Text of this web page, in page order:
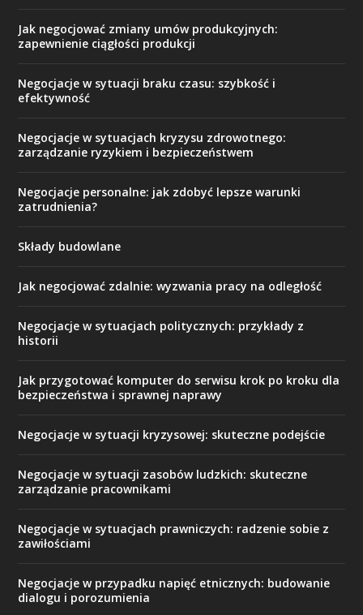
Jak negocjować zmiany umów produkcyjnych:
zapewnienie ciągłości produkcji
Negocjacje w sytuacji braku czasu: szybkość i
efektywność
Negocjacje w sytuacjach kryzysu zdrowotnego:
zarządzanie ryzykiem i bezpieczeństwem
Negocjacje personalne: jak zdobyć lepsze warunki
zatrudnienia?
Składy budowlane
Jak negocjować zdalnie: wyzwania pracy na odległość
Negocjacje w sytuacjach politycznych: przykłady z
historii
Jak przygotować komputer do serwisu krok po kroku dla
bezpieczeństwa i sprawnej naprawy
Negocjacje w sytuacji kryzysowej: skuteczne podejście
Negocjacje w sytuacji zasobów ludzkich: skuteczne
zarządzanie pracownikami
Negocjacje w sytuacjach prawniczych: radzenie sobie z
zawiłościami
Negocjacje w przypadku napięć etnicznych: budowanie
dialogu i porozumienia